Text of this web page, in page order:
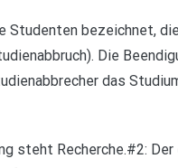
Studenten bezeichnet,
Die
das
steht Recherche.#2: